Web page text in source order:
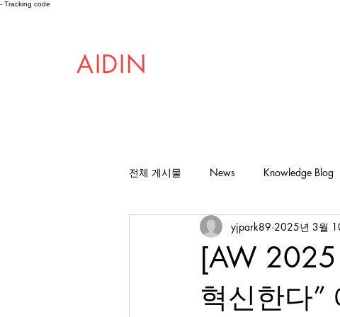
- Tracking code
AIDIN
전체 게시물 News Knowledge Blog
[AW 2025
혁신한다”
yjpark89 2025년 3월